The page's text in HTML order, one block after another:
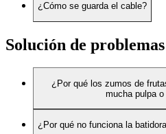
¿Cómo se guarda el cable?
Solución de problemas
¿Por qué los zumos de
mucha pulpa
¿Por qué no funciona la